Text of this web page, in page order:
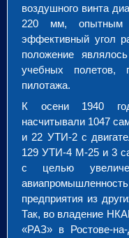
воздушного винта
220 мм, опытным
эффективный угол
положение
учебных полетов,
пилотажа.
К осени 1940
насчитывали 1047
и 22 УТИ-2 с
129 УТИ-4 М-25 и 3
с целью
предприятия из
Так, во владение
«РАЗ» в Ростове-